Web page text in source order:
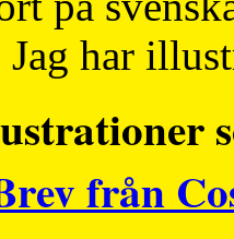
Jag har
från